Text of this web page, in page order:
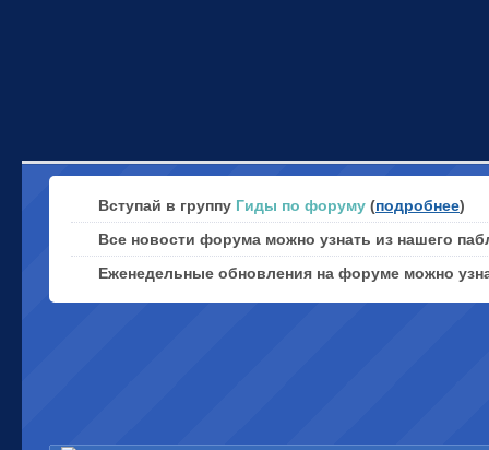
Вступай в группу Гиды по форуму (подробнее)
Все новости форума можно узнать из нашего
Еженедельные обновления на форуме можно